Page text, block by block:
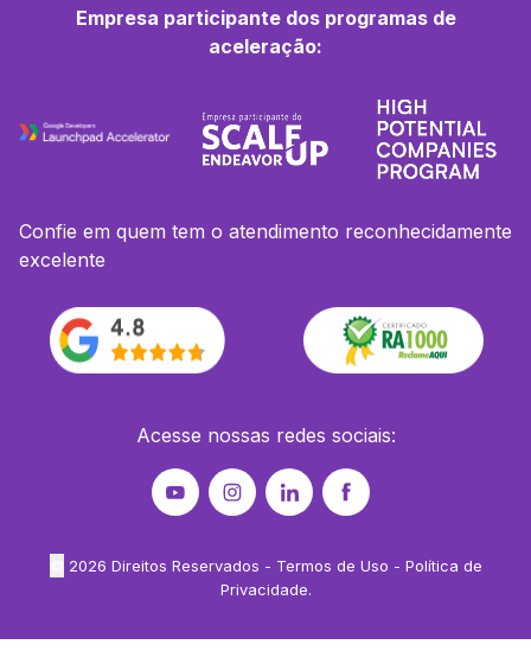
Empresa participante dos programas de
aceleração:
Confie em quem tem o atendimento reconhecidamente
excelente
Acesse nossas redes sociais:
2026 Direitos Reservados - Termos de Uso - Política de
Privacidade.